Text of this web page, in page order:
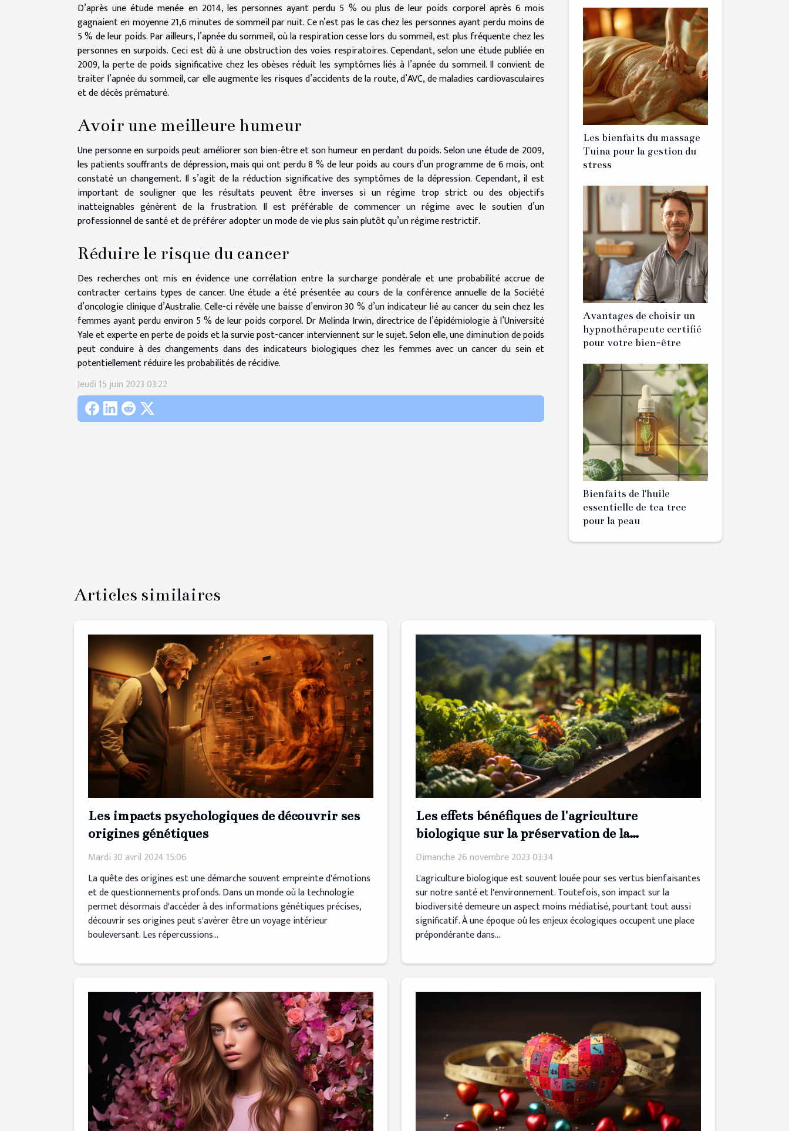
D’après une étude menée en 2014, les personnes ayant perdu 5 % ou plus de leur poids corporel après 6 mois
gagnaient en moyenne 21,6 minutes de sommeil par nuit. Ce n’est pas le cas chez les personnes ayant perdu moins de
5 % de leur poids. Par ailleurs, l’apnée du sommeil, où la respiration cesse lors du sommeil, est plus fréquente chez les
personnes en surpoids. Ceci est dû à une obstruction des voies respiratoires. Cependant, selon une étude publiée en
2009, la perte de poids significative chez les obèses réduit les symptômes liés à l’apnée du sommeil. Il convient de
traiter l’apnée du sommeil, car elle augmente les risques d’accidents de la route, d’AVC, de maladies cardiovasculaires
et de décès prématuré.
Avoir une meilleure humeur
Une personne en surpoids peut améliorer son bien-être et son humeur en perdant du poids. Selon une étude de 2009,
les patients souffrants de dépression, mais qui ont perdu 8 % de leur poids au cours d’un programme de 6 mois, ont
constaté un changement. Il s’agit de la réduction significative des symptômes de la dépression. Cependant, il est
important de souligner que les résultats peuvent être inverses si un régime trop strict ou des objectifs
inatteignables génèrent de la frustration. Il est préférable de commencer un régime avec le soutien d’un
professionnel de santé et de préférer adopter un mode de vie plus sain plutôt qu’un régime restrictif.
Réduire le risque du cancer
Des recherches ont mis en évidence une corrélation entre la surcharge pondérale et une probabilité accrue de
contracter certains types de cancer. Une étude a été présentée au cours de la conférence annuelle de la Société
d’oncologie clinique d’Australie. Celle-ci révèle une baisse d’environ 30 % d’un indicateur lié au cancer du sein chez les
femmes ayant perdu environ 5 % de leur poids corporel. Dr Melinda Irwin, directrice de l’épidémiologie à l’Université
Yale et experte en perte de poids et la survie post-cancer interviennent sur le sujet. Selon elle, une diminution de poids
peut conduire à des changements dans des indicateurs biologiques chez les femmes avec un cancer du sein et
potentiellement réduire les probabilités de récidive.
Jeudi 15 juin 2023 03:22
Les bienfaits du massage
Tuina pour la gestion du
stress
Avantages de choisir un
hypnothérapeute certifié
pour votre bien-être
Bienfaits de l'huile
essentielle de tea tree
pour la peau
Articles similaires
Les impacts psychologiques de découvrir ses
origines génétiques
Mardi 30 avril 2024 15:06
La quête des origines est une démarche souvent empreinte d'émotions
et de questionnements profonds. Dans un monde où la technologie
permet désormais d'accéder à des informations génétiques précises,
découvrir ses origines peut s'avérer être un voyage intérieur
bouleversant. Les répercussions...
Les effets bénéfiques de l'agriculture
biologique sur la préservation de la
biodiversité
Dimanche 26 novembre 2023 03:34
L'agriculture biologique est souvent louée pour ses vertus bienfaisantes
sur notre santé et l'environnement. Toutefois, son impact sur la
biodiversité demeure un aspect moins médiatisé, pourtant tout aussi
significatif. À une époque où les enjeux écologiques occupent une place
prépondérante dans...